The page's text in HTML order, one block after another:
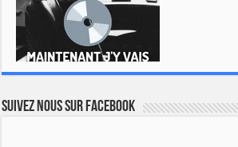
Suivez nous sur Facebook